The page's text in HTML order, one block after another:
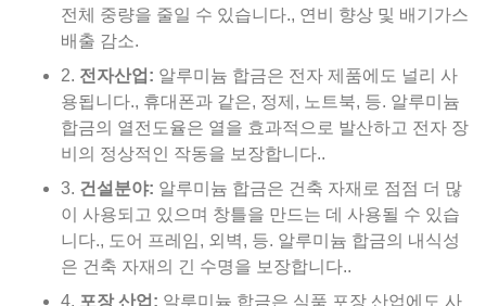
전체 중량을 줄일 수 있습니다., 연비 향상 및 배기가스
배출 감소.
2. 전자산업: 알루미늄 합금은 전자 제품에도 널리 사
용됩니다., 휴대폰과 같은, 정제, 노트북, 등. 알루미늄
합금의 열전도율은 열을 효과적으로 발산하고 전자 장
비의 정상적인 작동을 보장합니다..
3. 건설분야: 알루미늄 합금은 건축 자재로 점점 더 많
이 사용되고 있으며 창틀을 만드는 데 사용될 수 있습
니다., 도어 프레임, 외벽, 등. 알루미늄 합금의 내식성
은 건축 자재의 긴 수명을 보장합니다..
4. 포장 산업: 알루미늄 합금은 식품 포장 산업에도 사